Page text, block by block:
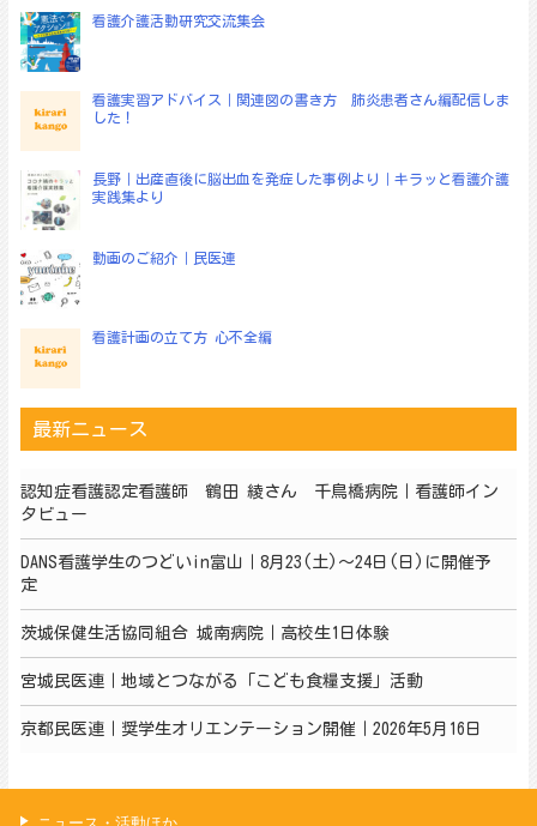
ョ
ン
看護介護活動研究交流集会
看護実習アドバイス｜関連図の書き方 肺炎患者さん編配信しま
した！
長野｜出産直後に脳出血を発症した事例より｜キラッと看護介護
実践集より
動画のご紹介｜民医連
看護計画の立て方 心不全編
最新ニュース
認知症看護認定看護師 鶴田 綾さん 千鳥橋病院｜看護師イン
タビュー
DANS看護学生のつどいin富山｜8月23(土)～24日(日)に開催予
定
茨城保健生活協同組合 城南病院｜高校生1日体験
宮城民医連｜地域とつながる「こども食糧支援」活動
京都民医連｜奨学生オリエンテーション開催｜2026年5月16日